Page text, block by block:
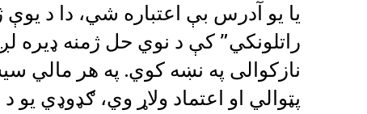
یا یو آدرس بې اعتباره شي، دا د
راتلونکي” کې د نوي حل ژمنه
نازکوالی په نښه کوي. په هر مالي
پټوالي او اعتماد ولاړ وي، ګډوډي یو